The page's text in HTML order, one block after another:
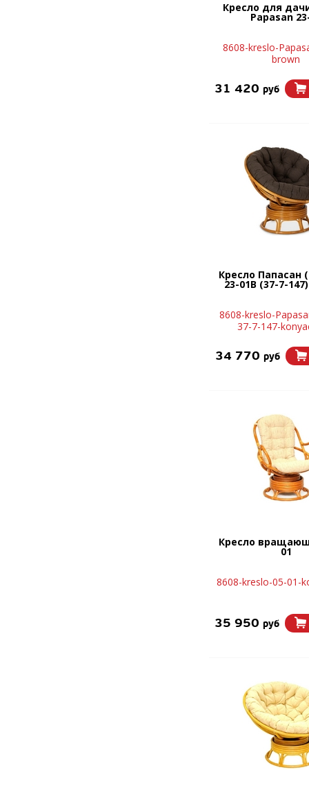
Кресло для
Papasan
8608-kreslo-
brown
31 420 руб
Кресло Папасан
23-01B (37-7-
8608-kreslo-
37-7-147-
34 770 руб
Кресло
01
8608-kreslo-05-01-
35 950 руб